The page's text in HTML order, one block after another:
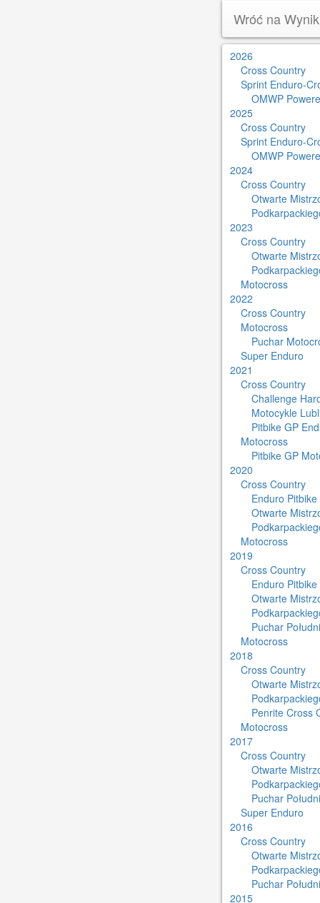
Wróć na
2026
Cross Country
Sprint Enduro-
OMWP
2025
Cross Country
Sprint Enduro-
OMWP
2024
Cross Country
Otwarte
2023
Cross Country
Otwarte
Motocross
2022
Cross Country
Motocross
Puchar
Super Enduro
2021
Cross Country
Challenge
Motocykle
Pitbike GP
Motocross
Pitbike GP
2020
Cross Country
Enduro Pitbike
Otwarte
Motocross
2019
Cross Country
Enduro Pitbike
Otwarte
Puchar
Motocross
2018
Cross Country
Otwarte
Penrite Cross
Motocross
2017
Cross Country
Otwarte
Puchar
Super Enduro
2016
Cross Country
Otwarte
Puchar
2015